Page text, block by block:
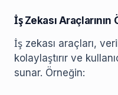
İş Zekası Araçlarının
İş zekası araçları,
kolaylaştırır ve
sunar. Örneğin: